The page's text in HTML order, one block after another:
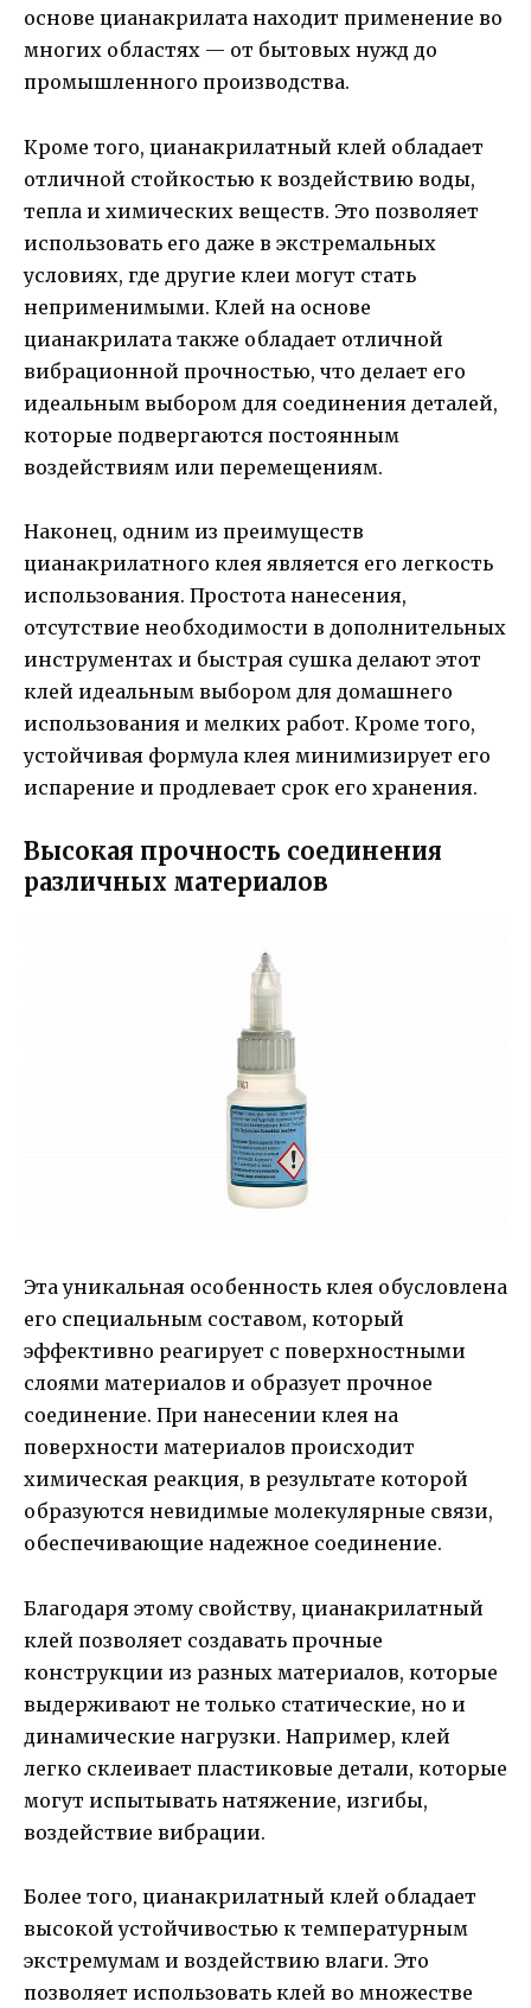
основе цианакрилата находит применение во
многих областях — от бытовых нужд до
промышленного производства.
Кроме того, цианакрилатный клей обладает
отличной стойкостью к воздействию воды,
тепла и химических веществ. Это позволяет
использовать его даже в экстремальных
условиях, где другие клеи могут стать
неприменимыми. Клей на основе
цианакрилата также обладает отличной
вибрационной прочностью, что делает его
идеальным выбором для соединения деталей,
которые подвергаются постоянным
воздействиям или перемещениям.
Наконец, одним из преимуществ
цианакрилатного клея является его легкость
использования. Простота нанесения,
отсутствие необходимости в дополнительных
инструментах и быстрая сушка делают этот
клей идеальным выбором для домашнего
использования и мелких работ. Кроме того,
устойчивая формула клея минимизирует его
испарение и продлевает срок его хранения.
Высокая прочность соединения
различных материалов
Эта уникальная особенность клея обусловлена
его специальным составом, который
эффективно реагирует с поверхностными
слоями материалов и образует прочное
соединение. При нанесении клея на
поверхности материалов происходит
химическая реакция, в результате которой
образуются невидимые молекулярные связи,
обеспечивающие надежное соединение.
Благодаря этому свойству, цианакрилатный
клей позволяет создавать прочные
конструкции из разных материалов, которые
выдерживают не только статические, но и
динамические нагрузки. Например, клей
легко склеивает пластиковые детали, которые
могут испытывать натяжение, изгибы,
воздействие вибрации.
Более того, цианакрилатный клей обладает
высокой устойчивостью к температурным
экстремумам и воздействию влаги. Это
позволяет использовать клей во множестве